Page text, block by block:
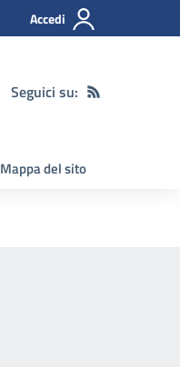
Accedi
Seguici su:
Mappa del sito